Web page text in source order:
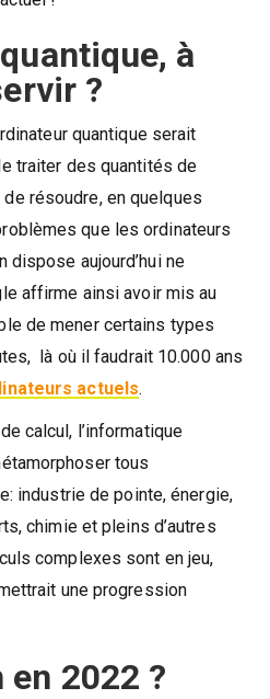
à
?
quantique serait
traiter des quantités de
résoudre, en quelques
que les ordinateurs
aujourd’hui ne
affirme ainsi avoir mis au
de mener certains types
là où il faudrait 10.000 ans
actuels.
calcul, l’informatique
tous
industrie de pointe, énergie,
chimie et pleins d’autres
complexes sont en jeu,
une progression
en 2022 ?